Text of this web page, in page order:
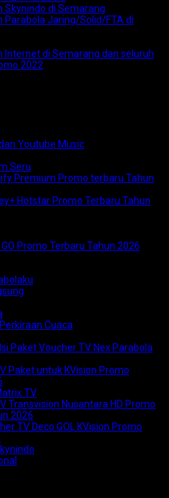
Skynindo di Semarang
Parabola Jaring/Solid/FTA di
Internet di Semarang dan seluruh
2022
Youtube Music
Seru
Premium Promo terbaru Tahun
Hotstar Promo Terbaru Tahun
Promo Terbaru Tahun 2026
Cuaca
Paket Voucher TV Nex Parabola
Paket untuk KVision Promo
TV
Transvision Nusantara HD Promo
2026
TV Deco GOL KVision Promo